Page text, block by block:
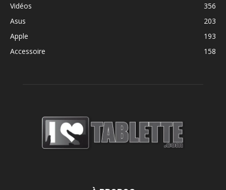
Vidéos
356
Asus
203
Apple
193
Accessoire
158